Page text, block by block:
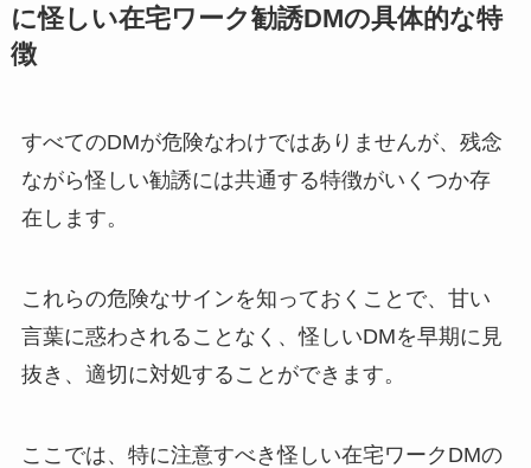
に怪しい在宅ワーク勧誘DMの具体的な特
徴
すべてのDMが危険なわけではありませんが、残念
ながら怪しい勧誘には共通する特徴がいくつか存
在します。
これらの危険なサインを知っておくことで、甘い
言葉に惑わされることなく、怪しいDMを早期に見
抜き、適切に対処することができます。
ここでは、特に注意すべき怪しい在宅ワークDMの